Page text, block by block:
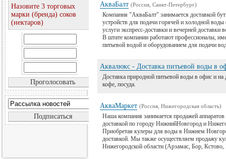
АкваБалт (Россия, Санкт-Петербург)
Компания "АкваБалт" занимается доставкой
устройств для подачи горячей и холодной воды
услуги экспресс-доставки и вечерней доставки
В штате компании работают профессионалы,
питьевой водой и оборудованием для подачи
Аквалюкс - Доставка питьевой воды в
Доставка природной питьевой воды в офис и
кофе, посуда.
АкваМаркет (Россия, Нижегородская область)
Наша компания занимается продажей
доставкой по городу НижнийНовгород и
Приобретая кулеры для воды в Нижнем
доставкой. Мы также осуществляем продажу
Нижегородской области (Арзамас, Бор,
Назовите 3 торговых
марки (бренда) соков
(нектаров)